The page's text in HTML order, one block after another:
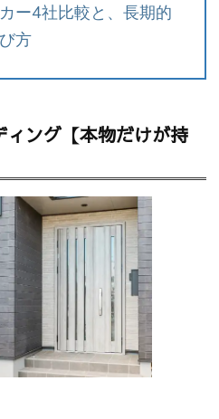
ー4社比較と、長期的
方
ング【本物だけが持